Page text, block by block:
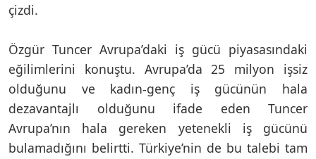
çizdi.
Özgür Tuncer Avrupa’daki iş gücü piyasasındaki
eğilimlerini konuştu. Avrupa’da 25 milyon işsiz
olduğunu ve kadın-genç iş gücünün hala
dezavantajlı olduğunu ifade eden Tuncer
Avrupa’nın hala gereken yetenekli iş gücünü
bulamadığını belirtti. Türkiye’nin de bu talebi tam